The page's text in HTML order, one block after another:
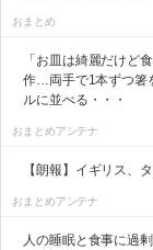
おまとめ
「お皿は綺麗だけど
作…両手で1本ずつ箸
ルに並べる・・・
おまとめアンテナ
【朗報】イギリス、
おまとめアンテナ
人の睡眠と食事に過